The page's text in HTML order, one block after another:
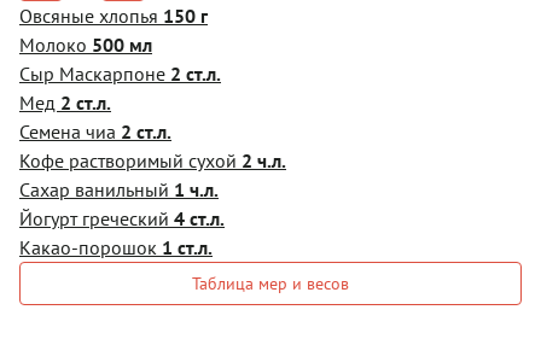
Овсяные хлопья 150 г
Молоко 500 мл
Сыр Маскарпоне 2 ст.л.
Мед 2 ст.л.
Семена чиа 2 ст.л.
Кофе растворимый сухой 2 ч.л.
Сахар ванильный 1 ч.л.
Йогурт греческий 4 ст.л.
Какао-порошок 1 ст.л.
Таблица мер и весов